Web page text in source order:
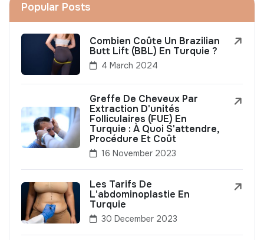
Popular Posts
Combien Coûte Un Brazilian
Butt Lift (BBL) En Turquie ?
4 March 2024
Greffe De Cheveux Par
Extraction D'unités
Folliculaires (FUE) En
Turquie : À Quoi S'attendre,
Procédure Et Coût
16 November 2023
Les Tarifs De
L'abdominoplastie En
Turquie
30 December 2023